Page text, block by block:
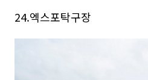
24.엑스포탁구장